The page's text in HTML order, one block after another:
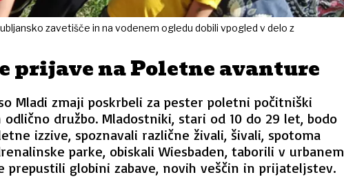
zavetišče in na vodenem ogledu dobili vpogled v delo z
prijave na Poletne avanture
Mladi zmaji poskrbeli za pester poletni počitniški
družbo. Mladostniki, stari od 10 do 29 let, bodo
izzive, spoznavali različne živali, šivali, spotoma
parke, obiskali Wiesbaden, taborili v urbanem
prepustili globini zabave, novih veščin in prijateljstev.